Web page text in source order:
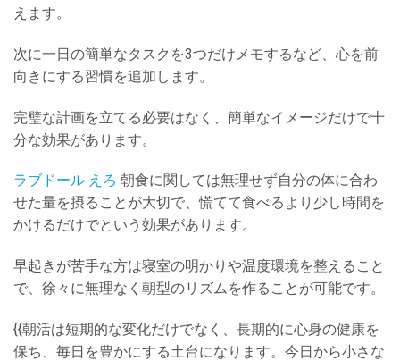
えます。
次に一日の簡単なタスクを3つだけメモするなど、心を前
向きにする習慣を追加します。
完璧な計画を立てる必要はなく、簡単なイメージだけで十
分な効果があります。
ラブドール えろ 朝食に関しては無理せず自分の体に合わ
せた量を摂ることが大切で、慌てて食べるより少し時間を
かけるだけでという効果があります。
早起きが苦手な方は寝室の明かりや温度環境を整えること
で、徐々に無理なく朝型のリズムを作ることが可能です。
{{朝活は短期的な変化だけでなく、長期的に心身の健康を
保ち、毎日を豊かにする土台になります。今日から小さな